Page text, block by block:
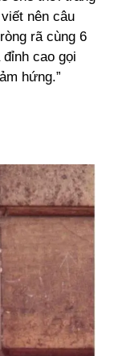
nên câu
rã cùng 6
cao gọi
hứng.”